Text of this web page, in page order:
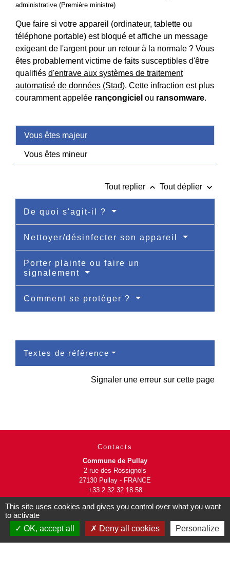
administrative (Première ministre)
Que faire si votre appareil (ordinateur, tablette ou
téléphone portable) est bloqué et affiche un message
exigeant de l'argent pour un retour à la normale ? Vous
êtes probablement victime de faits susceptibles d'être
qualifiés d'entrave aux systèmes de traitement
automatisé de données (Stad). Cette infraction est plus
couramment appelée rançongiciel ou ransomware.
Vous êtes majeur
Vous êtes mineur
Tout replier keyboard_arrow_up Tout déplier keyboard_arrow_down
De quoi s'agit-il ?
Nettoyer/désinfecter son appareil
Porter plainte ou faire un
signalement
Comment se protéger ?
Textes de référence
Signaler une erreur sur cette page
Contacts
Commune de Pullay
2 rue des Rossignols
27130 Pullay - FRANCE
+33 2 32 32 18 58
Site internet :
www.pullay.fr
This site uses cookies and gives you control over what you want
to activate
OK, accept all
Deny all cookies Personalize